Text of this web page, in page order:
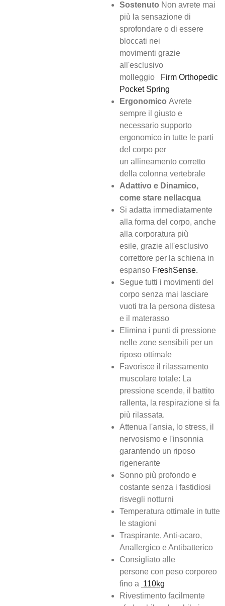
Sostenuto Non avrete mai
più la sensazione di
sprofondare o di essere
bloccati nei
movimenti grazie
all'esclusivo
molleggio
Firm Orthopedic
Pocket Spring
Ergonomico Avrete
sempre il giusto e
necessario supporto
ergonomico in tutte le parti
del corpo per
un allineamento corretto
della colonna vertebrale
Adattivo e Dinamico,
come stare nellacqua
Si adatta immediatamente
alla forma del corpo, anche
alla corporatura più
esile, grazie all'esclusivo
correttore per la schiena in
espanso FreshSense.
Segue tutti i movimenti del
corpo senza mai lasciare
vuoti tra la persona distesa
e il materasso
Elimina i punti di pressione
nelle zone sensibili per un
riposo ottimale
Favorisce il rilassamento
muscolare totale: La
pressione scende, il battito
rallenta, la respirazione si fa
più rilassata.
Attenua l'ansia, lo stress, il
nervosismo e l'insonnia
garantendo un riposo
rigenerante
Sonno più profondo e
costante senza i fastidiosi
risvegli notturni
Temperatura ottimale in tutte
le stagioni
Traspirante, Anti-acaro,
Anallergico e Antibatterico
Consigliato alle
persone con peso corporeo
fino a 110kg
Rivestimento facilmente